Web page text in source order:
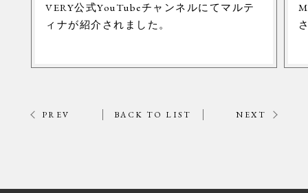
VERY公式YouTubeチャンネルにてマルテ
ィナが紹介されました。
PREV BACK TO LIST NEXT